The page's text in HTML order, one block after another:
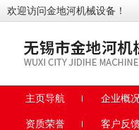
欢迎访问金地河机械设备！
主页导航 企业概
资质荣誉 客户反